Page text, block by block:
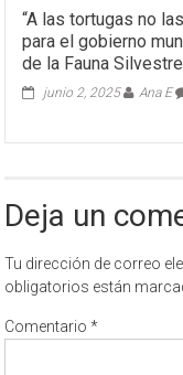
“A las tortugas no
para el gobierno
de la Fauna Silvestre
junio 2, 2025 Ana E
Deja un
Tu dirección de correo
obligatorios están
Comentario*